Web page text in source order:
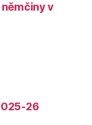
v
26